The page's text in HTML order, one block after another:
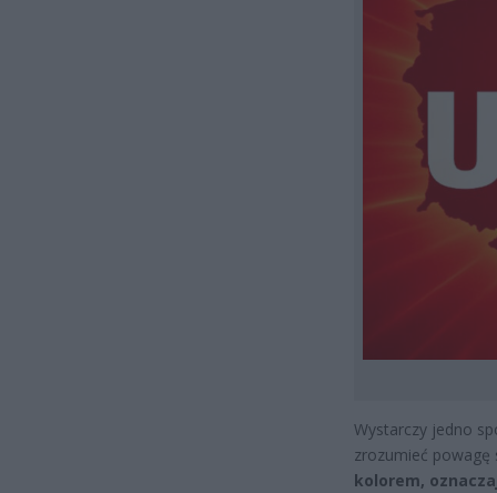
Wystarczy jedno
zrozumieć
kolorem,